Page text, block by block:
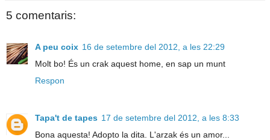
5 comentaris:
A peu coix 16 de setembre del 2012, a les 22:29
Molt bo! És un crak aquest home, en sap un munt
Respon
Tapa't de tapes 17 de setembre del 2012, a les 8:33
Bona aquesta! Adopto la dita. L'arzak és un amor...